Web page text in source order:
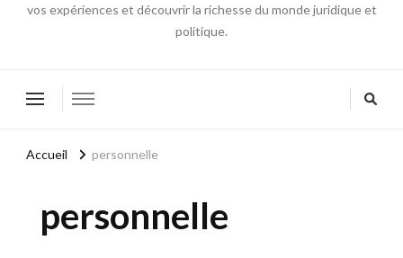
vos expériences et découvrir la richesse du monde juridique et
politique.
Accueil personnelle
personnelle